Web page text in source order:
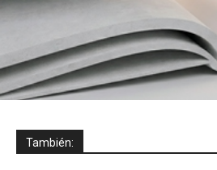
También: